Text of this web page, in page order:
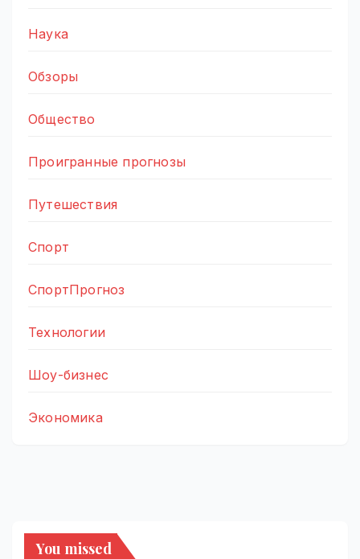
Наука
Обзоры
Общество
Проигранные прогнозы
Путешествия
Спорт
СпортПрогноз
Технологии
Шоу-бизнес
Экономика
You missed